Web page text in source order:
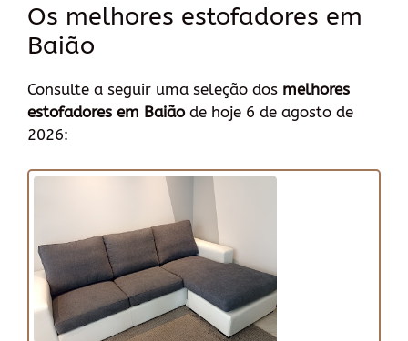
Os melhores estofadores em
Baião
Consulte a seguir uma seleção dos melhores
estofadores em Baiãode hoje 6 de agosto de
2026: